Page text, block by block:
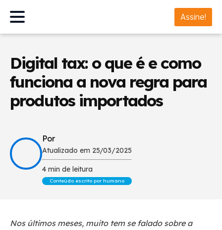
Assine!
Digital tax: o que é e como
funciona a nova regra para
produtos importados
Por
Atualizado em 25/03/2025
4 min de leitura
Conteúdo escrito por humano
Nos últimos meses, muito tem se falado sobre a